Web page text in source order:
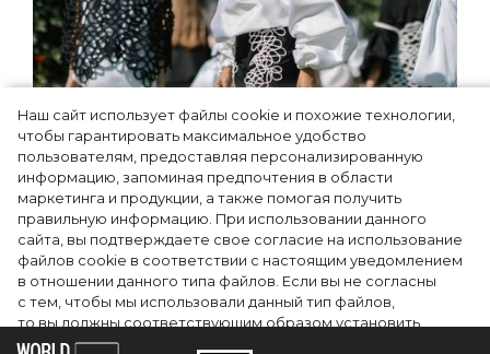
Наш сайт использует файлы cookie и похожие технологии,
чтобы гарантировать максимальное удобство
пользователям, предоставляя персонализированную
информацию, запоминая предпочтения в области
маркетинга и продукции, а также помогая получить
правильную информацию. При использовании данного
сайта, вы подтверждаете свое согласие на использование
файлов cookie в соответствии с настоящим уведомлением
в отношении данного типа файлов. Если вы не согласны
с тем, чтобы мы использовали данный тип файлов,
то вы должны соответствующим образом установить
настройки вашего браузера или не использовать сайт wfc.tv
Показы для души: как Алтай стал новой
точкой на карте российской моды —
Там, где вдохновение само находит
дизайнера